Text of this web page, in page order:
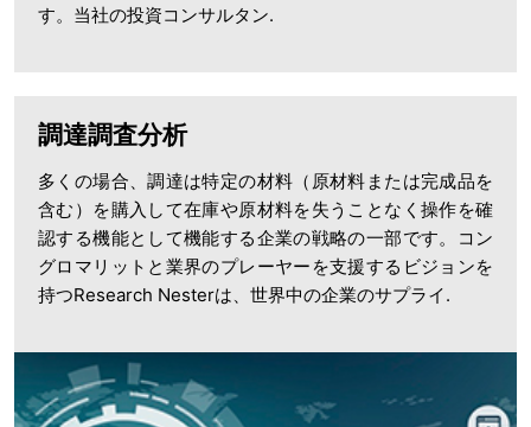
す。当社の投資コンサルタン.
調達調査分析
多くの場合、調達は特定の材料（原材料または完成品を
含む）を購入して在庫や原材料を失うことなく操作を確
認する機能として機能する企業の戦略の一部です。コン
グロマリットと業界のプレーヤーを支援するビジョンを
持つResearch Nesterは、世界中の企業のサプライ.